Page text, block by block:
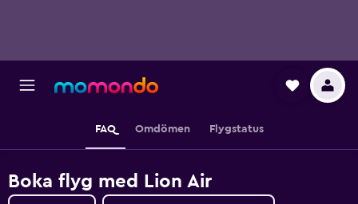
FAQ Omdömen Flygstatus
Boka flyg med Lion Air